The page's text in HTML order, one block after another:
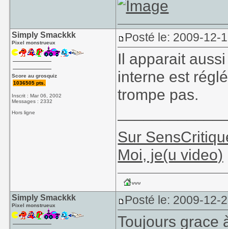
Simply Smackkk
Pixel monstrueux
Score au grosquiz
1036505 pts.
Inscrit : Mar 06, 2002
Messages : 2332
Hors ligne
Posté le: 2009-12-
Il apparait
interne est
trompe pas.
Sur
Moi, je(u video)
Simply Smackkk
Pixel monstrueux Posté le: 2009-12-
Toujours grace